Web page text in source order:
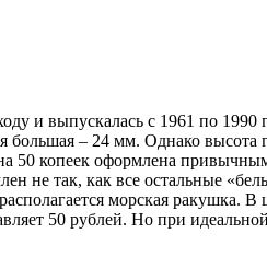
и выпускалась с 1961 по
– 24 мм. Однако высота
50 копеек оформлена
не так, как все остальные
морская ракушка.
50 рублей. Но при